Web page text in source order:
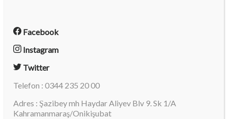
Facebook
Instagram
Twitter
Telefon : 0344 235 20 00
Adres : Şazibey mh Haydar Aliyev Blv 9. Sk 1/A
Kahramanmaraş/Onikişubat